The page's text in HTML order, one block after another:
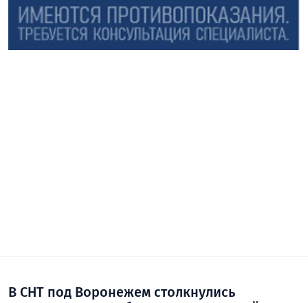
В СНТ под Воронежем столкнулись